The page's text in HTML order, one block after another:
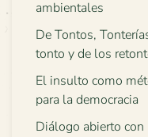
ambientales
De Tontos,
tonto y de los
El insulto como
para la democracia
Diálogo abierto con